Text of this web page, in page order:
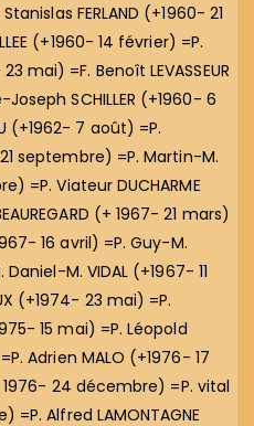
FERLAND (+1960- 21
(+1960- 14 février) =P.
mai) =F. Benoît LEVASSEUR
SCHILLER (+1960- 6
(+1962- 7 août) =P.
septembre) =P. Martin-M.
=P. Viateur DUCHARME
(+ 1967- 21 mars)
16 avril) =P. Guy-M.
M. VIDAL (+1967- 11
(+1974- 23 mai) =P.
15 mai) =P. Léopold
Adrien MALO (+1976- 17
1976- 24 décembre) =P. vital
=P. Alfred LAMONTAGNE